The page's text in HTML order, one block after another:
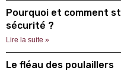
Pourquoi et comment
sécurité ?
Lire la suite »
Le fléau des poulaillers